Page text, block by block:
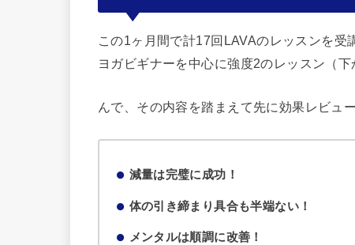
この1ヶ月間で計17回LAVAのレッスンを受
ヨガビギナーを中心に強度2のレッスン（
んで、その内容を踏まえて先に効果レビュ
減量は完璧に成功！
体の引き締まり具合も半端ない！
メンタルは順調に改善！